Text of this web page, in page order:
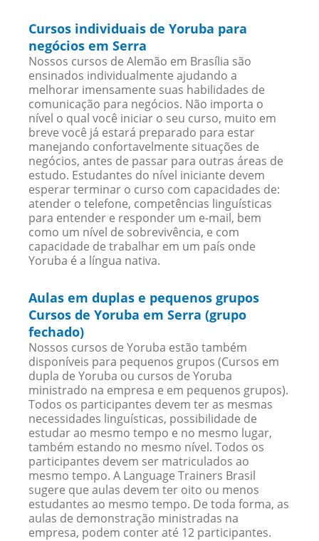
Cursos individuais de Yoruba para
negócios em Serra
Nossos cursos de Alemão em Brasília são
ensinados individualmente ajudando a
melhorar imensamente suas habilidades de
comunicação para negócios. Não importa o
nível o qual você iniciar o seu curso, muito em
breve você já estará preparado para estar
manejando confortavelmente situações de
negócios, antes de passar para outras áreas de
estudo. Estudantes do nível iniciante devem
esperar terminar o curso com capacidades de:
atender o telefone, competências linguísticas
para entender e responder um e-mail, bem
como um nível de sobrevivência, e com
capacidade de trabalhar em um país onde
Yoruba é a língua nativa.
Aulas em duplas e pequenos grupos
Cursos de Yoruba em Serra (grupo
fechado)
Nossos cursos de Yoruba estão também
disponíveis para pequenos grupos (Cursos em
dupla de Yoruba ou cursos de Yoruba
ministrado na empresa e em pequenos grupos).
Todos os participantes devem ter as mesmas
necessidades linguísticas, possibilidade de
estudar ao mesmo tempo e no mesmo lugar,
também estando no mesmo nível. Todos os
participantes devem ser matriculados ao
mesmo tempo. A Language Trainers Brasil
sugere que aulas devem ter oito ou menos
estudantes ao mesmo tempo. De toda forma, as
aulas de demonstração ministradas na
empresa, podem conter até 12 participantes.